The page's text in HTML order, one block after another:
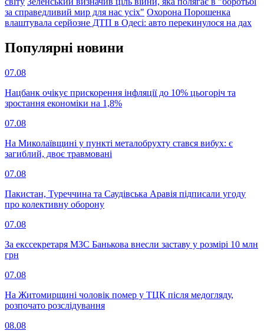
за справедливий мир для нас усіх" Охорона Порошенка
влаштувала серйозне ДТП в Одесі: авто перекинулося на дах
Популярнi новини
07.08
Нацбанк очікує прискорення інфляції до 10% цьогоріч та
зростання економіки на 1,8%
07.08
На Миколаївщині у пункті металобрухту стався вибух: є
загиблий, двоє травмовані
07.08
Пакистан, Туреччина та Саудівська Аравія підписали угоду
про колективну оборону
07.08
За екссекретаря МЗС Банькова внесли заставу у розмірі 10 млн
грн
07.08
На Житомирщині чоловік помер у ТЦК після медогляду,
розпочато розслідування
08.08